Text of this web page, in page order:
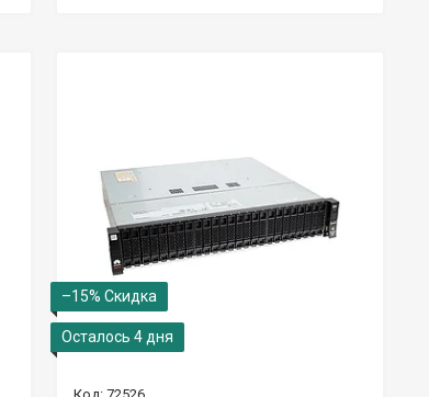
–15%
Осталось 4 дня